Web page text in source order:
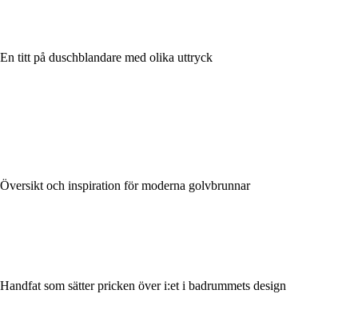
En titt på duschblandare med olika uttryck
Översikt och inspiration för moderna golvbrunnar
Handfat som sätter pricken över i:et i badrummets design